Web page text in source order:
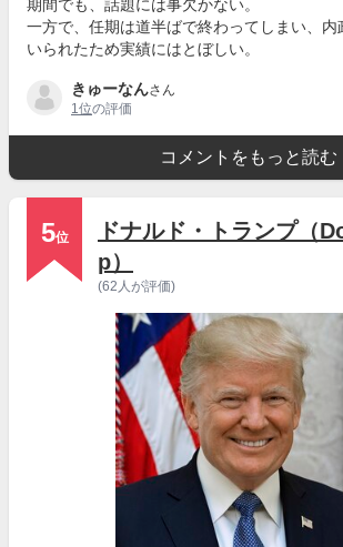
期間でも、話題には事欠かない。
一方で、任期は道半ばで終わってしまい、内
いられたため実績にはとぼしい。
きゅーなんさん
1位の評価
コメントをもっと読む
5位
ドナルド・トランプ（
p）
(62人が評価)